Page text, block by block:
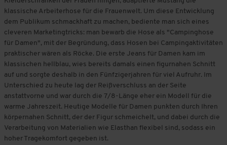
klassische Arbeiterhose für die Frauenwelt. Um diese Entwicklung
dem Publikum schmackhaft zu machen, bediente man sich eines
cleveren Marketingtricks: man bewarb die Hose als "Campinghose
für Damen", mit der Begründung, dass Hosen bei Campingaktivitäten
praktischer wären als Röcke. Die erste Jeans für Damen kam im
klassischen hellblau, wies bereits damals einen figurnahen Schnitt
auf und sorgte deshalb in den Fünfzigerjahren für viel Aufruhr. Im
Unterschied zu heute lag der Reißverschluss an der Seite
anstattvorne und war durch die 7/8-Länge eher ein Modell für die
warme Jahreszeit. Heutige Modelle für Damen punkten durch Ihren
körpernahen Schnitt, der der Figur schmeichelt, und dabei durch die
Verarbeitung von Materialien wie Elasthan flexibel sind, sodass ein
hoher Tragekomfort gegeben ist.